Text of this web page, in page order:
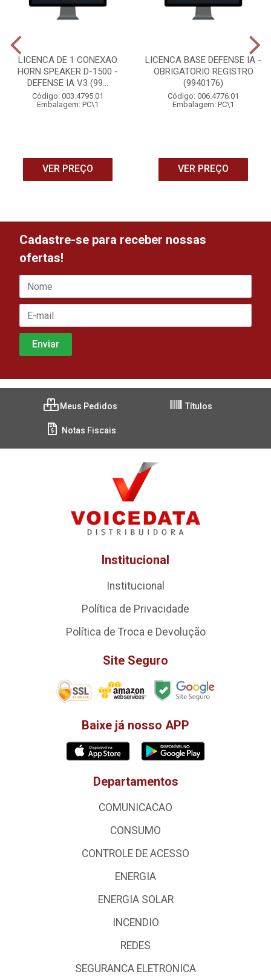
LICENCA DE 1 CONEXAO
HORN SPEAKER D-1500 -
DEFENSE IA V3 (99...
Código: 003.4795.01
Embalagem: PC\1
VER PREÇO
LICENCA BASE DEFENSE IA -
OBRIGATORIO REGISTRO
(9940176)
Código: 006.4776.01
Embalagem: PC\1
VER PREÇO
Cadastre-se para receber nossas
ofertas!
Meus Pedidos Títulos
Notas Fiscais
Institucional
Institucional
Política de Privacidade
Política de Troca e Devolução
Site Seguro
Baixe já nosso APP
Departamentos
COMUNICACAO
CONSUMO
CONTROLE DE ACESSO
ENERGIA
ENERGIA SOLAR
INCENDIO
REDES
SEGURANCA ELETRONICA